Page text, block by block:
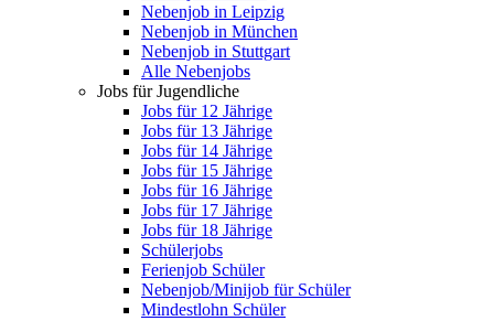
Nebenjob in Leipzig
Nebenjob in München
Nebenjob in Stuttgart
Alle Nebenjobs
Jobs für Jugendliche
Jobs für 12 Jährige
Jobs für 13 Jährige
Jobs für 14 Jährige
Jobs für 15 Jährige
Jobs für 16 Jährige
Jobs für 17 Jährige
Jobs für 18 Jährige
Schülerjobs
Ferienjob Schüler
Nebenjob/Minijob für Schüler
Mindestlohn Schüler